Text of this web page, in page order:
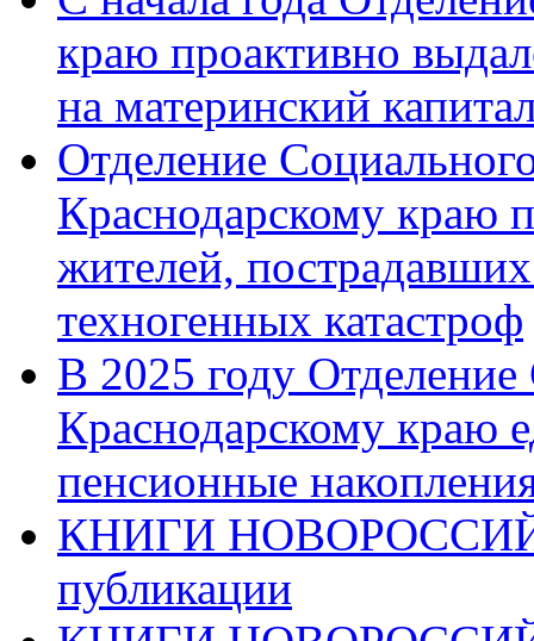
краю проактивно
на материнский
Отделение
Краснодарскому краю
жителей,
техногенных катастроф
В 2025 году
Краснодарскому краю
пенсионные
КНИГИ
публикации